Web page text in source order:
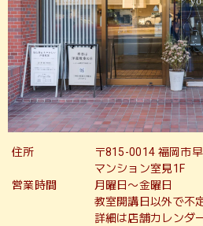
住所
〒815-0014 福岡市
マンション室見1F
営業時間
月曜日〜金曜日
教室開講日以外で不
詳細は店舗カレンダ